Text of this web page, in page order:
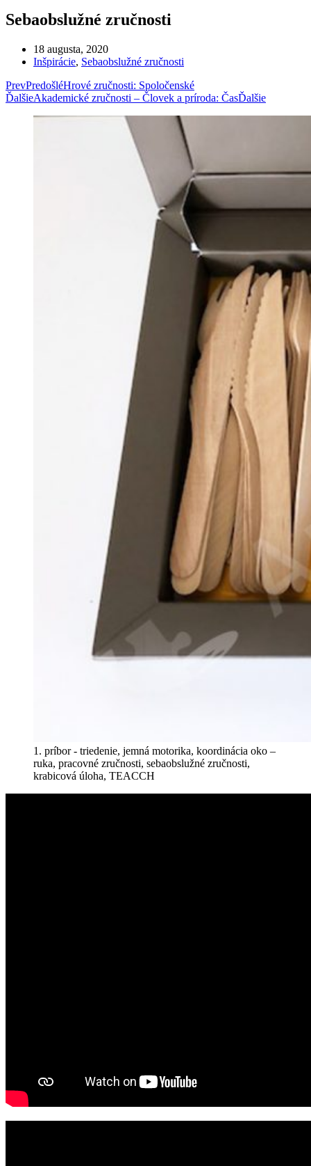
Sebaobslužné zručnosti
18 augusta, 2020
Inšpirácie, Sebaobslužné zručnosti
PrevPredošléHrové zručnosti: Spoločenské
ĎalšieAkademické zručnosti – Človek a príroda: ČasĎalšie
1. príbor - triedenie, jemná motorika, koordinácia oko –
ruka, pracovné zručnosti, sebaobslužné zručnosti,
krabicová úloha, TEACCH